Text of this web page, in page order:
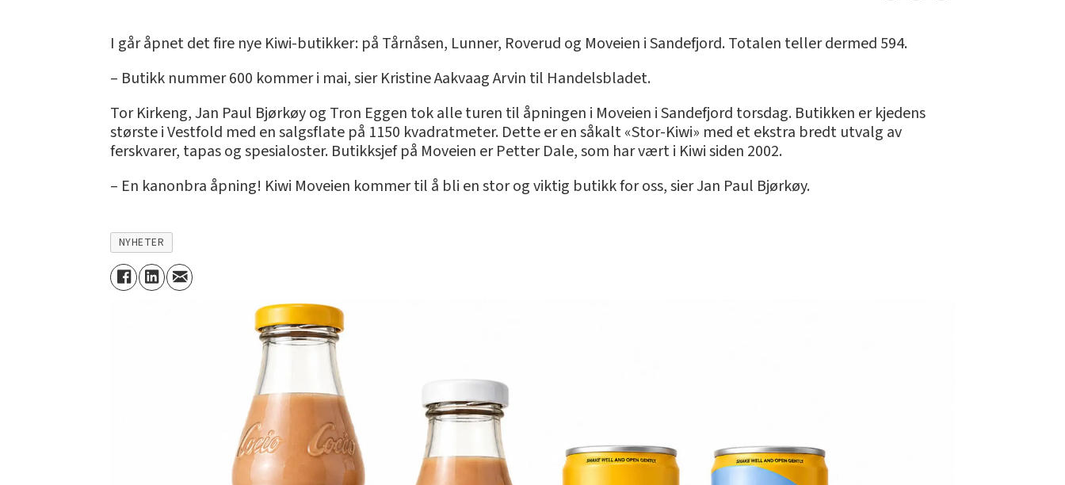
I går åpnet det fire nye Kiwi-butikker: på Tårnåsen, Lunner, Roverud og Moveien i Sandefjord. Totalen teller dermed 594.
– Butikk nummer 600 kommer i mai, sier Kristine Aakvaag Arvin til Handelsbladet.
Tor Kirkeng, Jan Paul Bjørkøy og Tron Eggen tok alle turen til åpningen i Moveien i Sandefjord torsdag. Butikken er kjedens
største i Vestfold med en salgsflate på 1150 kvadratmeter. Dette er en såkalt «Stor-Kiwi» med et ekstra bredt utvalg av
ferskvarer, tapas og spesialoster. Butikksjef på Moveien er Petter Dale, som har vært i Kiwi siden 2002.
– En kanonbra åpning! Kiwi Moveien kommer til å bli en stor og viktig butikk for oss, sier Jan Paul Bjørkøy.
NYHETER